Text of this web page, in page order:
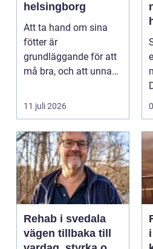
helsingborg
Att ta hand om sina
fötter är
grundläggande för att
må bra, och att unna
fotvård k...
11 juli 2026
Rehab i svedala
vägen tillbaka till